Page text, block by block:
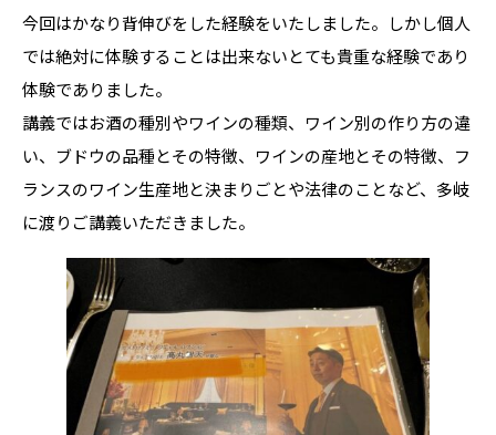
今回はかなり背伸びをした経験をいたしました。しかし個人
では絶対に体験することは出来ないとても貴重な経験であり
体験でありました。
講義ではお酒の種別やワインの種類、ワイン別の作り方の違
い、ブドウの品種とその特徴、ワインの産地とその特徴、フ
ランスのワイン生産地と決まりごとや法律のことなど、多岐
に渡りご講義いただきました。